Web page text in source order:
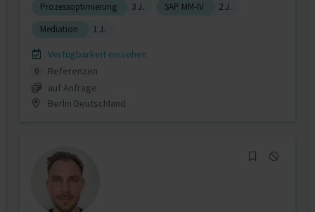
Prozessoptimierung
3 J. SAP MM-IV
2 J.
Mediation
1 J.
Verfügbarkeit einsehen
0
Referenzen
auf Anfrage
Berlin Deutschland